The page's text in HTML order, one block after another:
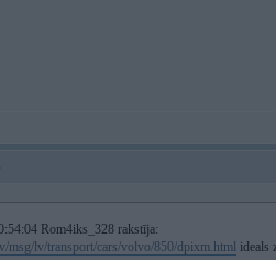
Rom4iks_328 rakstīja:
msg/lv/transport/cars/volvo/850/dpixm.html ideals